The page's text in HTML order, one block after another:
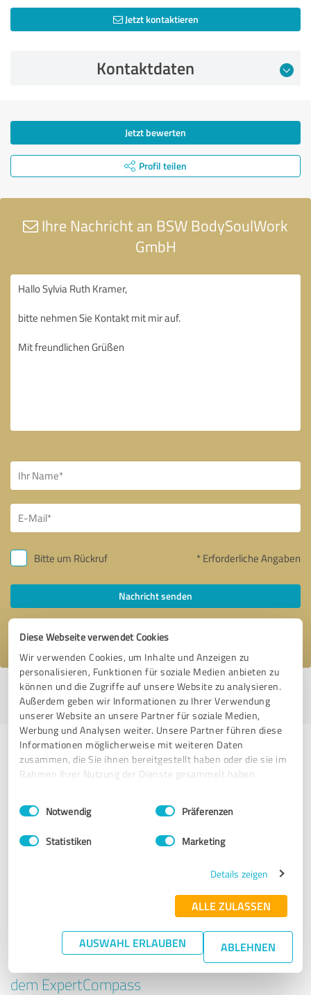
Diese Webseite verwendet Cookies
Wir verwenden Cookies, um Inhalte und Anzeigen zu
personalisieren, Funktionen für soziale Medien anbieten zu
können und die Zugriffe auf unsere Website zu analysieren.
Außerdem geben wir Informationen zu Ihrer Verwendung
unserer Website an unsere Partner für soziale Medien,
Werbung und Analysen weiter. Unsere Partner führen diese
Informationen möglicherweise mit weiteren Daten
zusammen, die Sie ihnen bereitgestellt haben oder die sie im
Rahmen Ihrer Nutzung der Dienste gesammelt haben.
Impressum Datenschutzbestimmungen
Einwilligungsauswahl
Notwendig Präferenzen
Statistiken Marketing
Details zeigen
ALLE ZULASSEN
AUSWAHL ERLAUBEN ABLEHNEN
Jetzt kontaktieren
Kontaktdaten
Jetzt bewerten
Profil teilen
Ihre Nachricht an BSW BodySoulWork
GmbH
Bitte um Rückruf * Erforderliche Angaben
Nachricht senden
Ich stimme den Datenschutzbestimmungen
Profil aktiv seit 26.09.2023 |Letzte Aktualisierung: 02.10.2023|Profil
melden
Erfahrungen zu weiteren
Anbietern aus dem Bereich
Tipp: Die passenden Experten finden - mit
dem ExpertCompass